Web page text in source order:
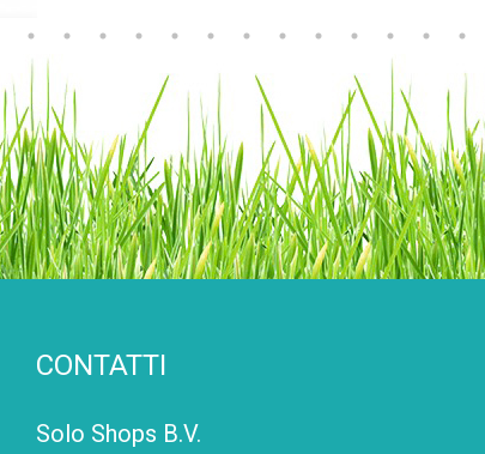
CONTATTI
Solo Shops B.V.